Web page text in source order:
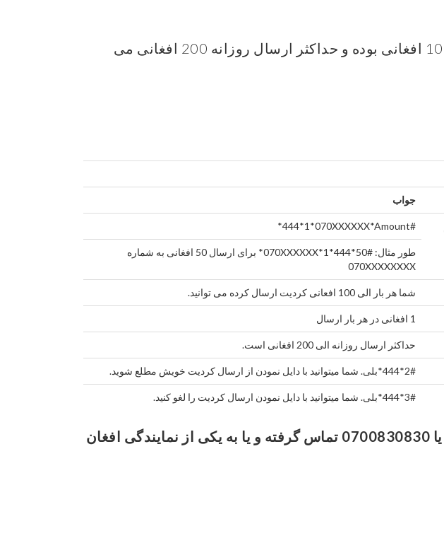
مبلغ قابل ارسال از 10 افغانی الی 100 افغانی بوده و حداکثر ارسال روزانه 200 افغانی می
جواب
*444*1*070XXXXXX*Amount#
طور مثال: #50*070XXXXXX*1*444* برای ارسال 50 افغانی به شماره
070XXXXXXXX
شما هر بار الی 100 افعانی کردیت ارسال کرده می توانید.
1 افغانی در هر بار ارسال
حداکثر ارسال روزانه الی 200 افغانی است.
بلی. شما میتوانید با دایل نمودن*444*2# از ارسال کردیت خویش مطلع شوید.
بلی. شما میتوانید با دایل نمودن*444*3# ارسال کردیت را لغو کنید.
برای معلومات بیشتر به شماره 152 یا 0700830830 تماس گرفته و یا به یکی از نمایندگی افغان